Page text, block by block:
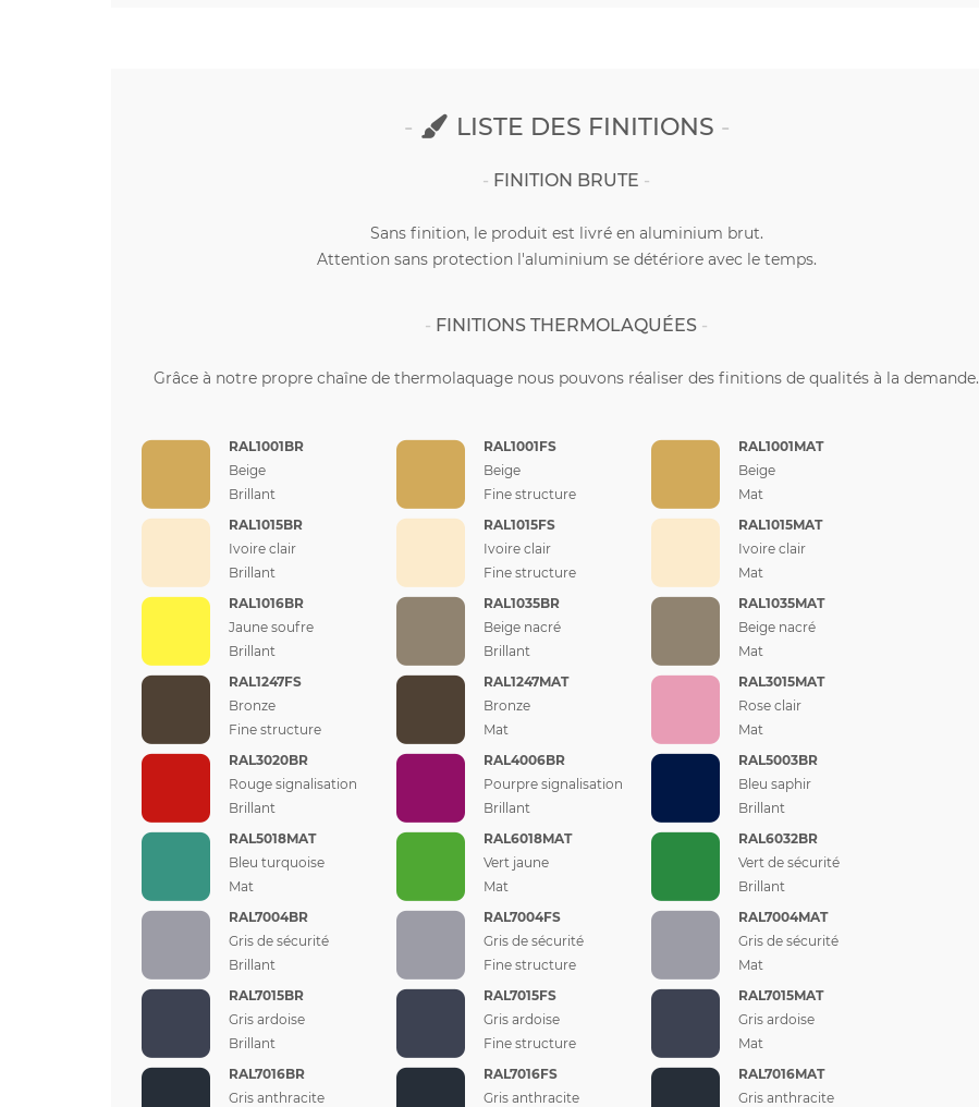
LISTE DES FINITIONS
FINITION BRUTE
Sans finition, le produit est livré en aluminium brut.
Attention sans protection l'aluminium se détériore avec le temps.
FINITIONS THERMOLAQUÉES
Grâce à notre propre chaîne de thermolaquage nous pouvons réaliser des finitions de qualités à la demande.
RAL1001BR
Beige
Brillant
RAL1001FS
Beige
Fine structure
RAL1001MAT
Beige
Mat
RAL1015BR
Ivoire clair
Brillant
RAL1015FS
Ivoire clair
Fine structure
RAL1015MAT
Ivoire clair
Mat
RAL1016BR
Jaune soufre
Brillant
RAL1035BR
Beige nacré
Brillant
RAL1035MAT
Beige nacré
Mat
RAL1247FS
Bronze
Fine structure
RAL1247MAT
Bronze
Mat
RAL3015MAT
Rose clair
Mat
RAL3020BR
Rouge signalisation
Brillant
RAL4006BR
Pourpre signalisation
Brillant
RAL5003BR
Bleu saphir
Brillant
RAL5018MAT
Bleu turquoise
Mat
RAL6018MAT
Vert jaune
Mat
RAL6032BR
Vert de sécurité
Brillant
RAL7004BR
Gris de sécurité
Brillant
RAL7004FS
Gris de sécurité
Fine structure
RAL7004MAT
Gris de sécurité
Mat
RAL7015BR
Gris ardoise
Brillant
RAL7015FS
Gris ardoise
Fine structure
RAL7015MAT
Gris ardoise
Mat
RAL7016BR
Gris anthracite
RAL7016FS
Gris anthracite
RAL7016MAT
Gris anthracite